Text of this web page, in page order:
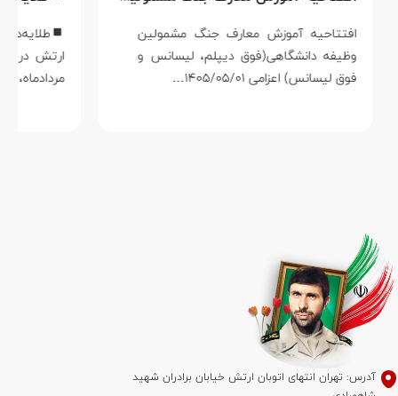
افتتاحیه آموزش معارف جنگ مشمولین
وظیفه دانشگاهی(فوق دیپلم، لیسانس و
فوق لیسانس) اعزامی ۱۴۰۵/۰۵/۰۱…
طلایه‌داران
ارتش در دفاع از
مردادماه، روز
تهران انتهای اتوبان ارتش خیابان برادران شهید